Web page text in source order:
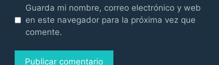
Guarda mi nombre, correo electrónico y web
en este navegador para la próxima vez que
comente.